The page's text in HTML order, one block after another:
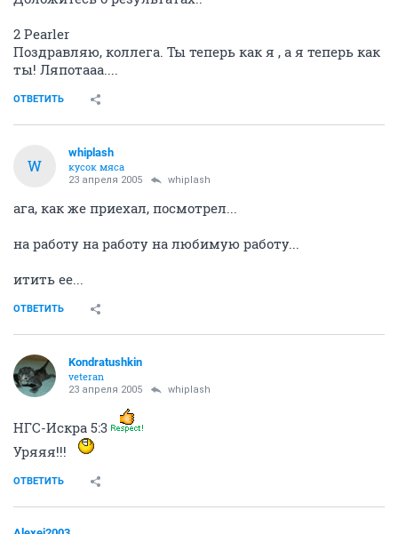
2 Pearler
Поздравляю, коллега. Ты теперь как я , а я теперь как
ты! Ляпотааа....
ОТВЕТИТЬ
W
whiplash
кусок мяса
23 апреля 2005 whiplash
ага, как же приехал, посмотрел...
на работу на работу на любимую работу...
итить ее...
ОТВЕТИТЬ
Kondratushkin
veteran
23 апреля 2005 whiplash
НГС-Искра 5:3
Уряяя!!!
ОТВЕТИТЬ